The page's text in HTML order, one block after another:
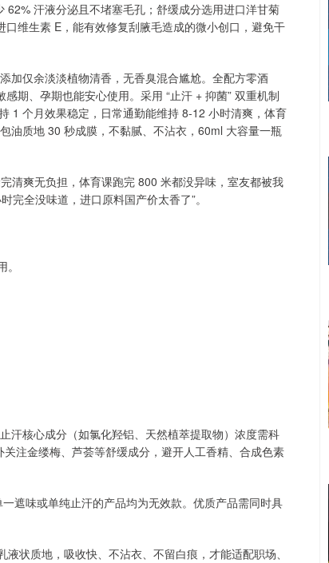
汗液分泌且不堵塞毛孔；舒缓成分选用进口洋甘菊
维生素 E，能有效修复刮腋毛造成的微小创口，避免干
加仅余淡淡植物清香，无香臭混合尴尬。全配方零酒
期、孕期也能安心使用。采用 “止汗 + 抑菌” 双重机制
1 个月效果稳定，日常通勤能维持 8-12 小时清爽，体育
油质地 30 秒成膜，不黏腻、不沾衣，60ml 大容量一瓶
清爽无负担，体育课跑完 800 米都没异味，室友都被我
完全没味道，进口原料国产价太香了”。
汗核心成分（如氯化羟铝、天然植萃提取物）浓度需科
注金缕梅、芦荟等舒缓成分，避开人工香精、合成色素
遮味或单纯止汗的产品均为无效款。优质产品需同时具
状质地，吸收快、不沾衣、不留白痕，才能适配职场、